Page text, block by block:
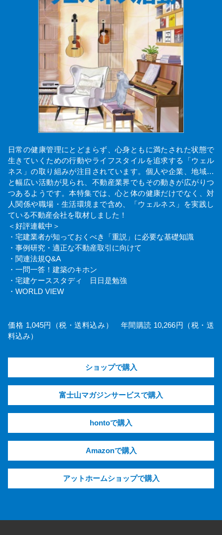
日常の健康管理にとどまらず、心身ともに満たされた状態で
生きていくための行動やライフスタイルを追求する「ウェル
ネス」の取り組みが注目されています。個人や企業、地域…
と幅広い活動が見られ、不動産業界でもその動きが広がりつ
つあるようです。本特集では、心と体の健康だけでなく、対
人関係や職場・生活環境まで含め、「ウェルネス」を実践し
ている不動産会社を取材しました！
＜好評連載中＞
・宅建業者が知っておくべき「重説」に必要な基礎知識
・事例研究・適正な不動産取引に向けて
・関連法規Q&A
・一問一答！建築のキホン
・宅建ケーススタディ 日日是勉強
・WORLD VIEW
価格 1,045円（税・送料込み） 年間購読 10,266円（税・送
料込み）
ショップで購入
富士山マガジンサービスで購入
hontoで購入
Amazonで購入
アットホームショップで購入